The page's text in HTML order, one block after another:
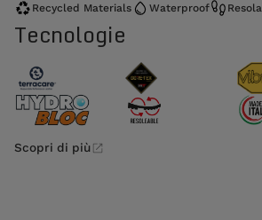
Recycled Materials Waterproof
Tecnologie
Scopri di più